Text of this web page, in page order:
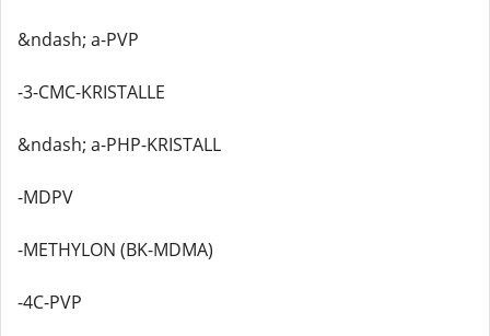
&ndash; a-PVP
-3-CMC-KRISTALLE
&ndash; a-PHP-KRISTALL
-MDPV
-METHYLON (BK-MDMA)
-4C-PVP